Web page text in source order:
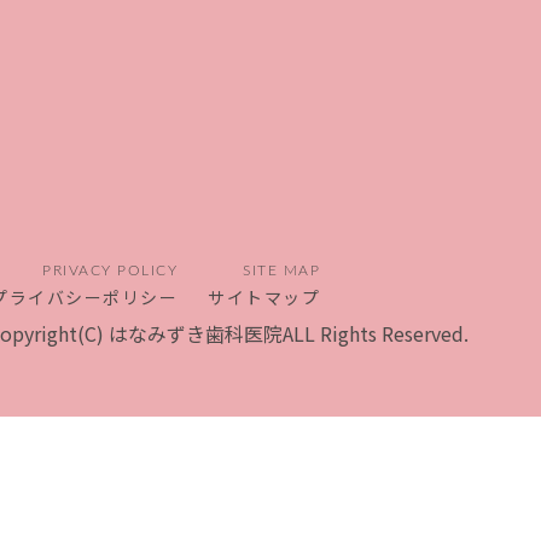
PRIVACY POLICY
ライバシーポリシー
SITE MAP
サイトマップ
はなみずき歯科医院ALL Rights Reserved.